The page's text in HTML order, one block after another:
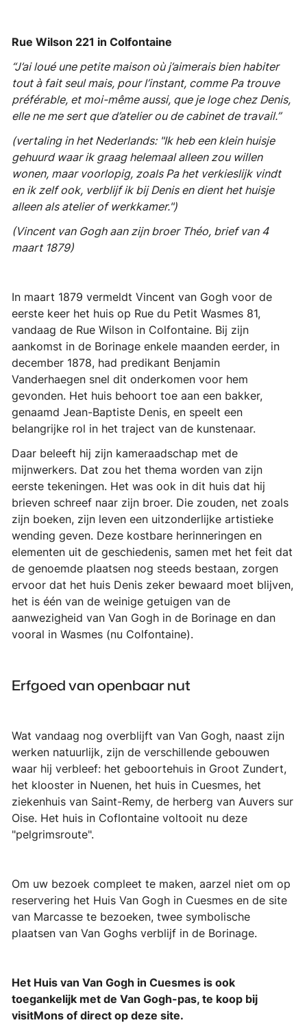
Rue Wilson 221 in Colfontaine
“J’ai loué une petite maison où j’aimerais bien habiter
tout à fait seul mais, pour l’instant, comme Pa trouve
préférable, et moi-même aussi, que je loge chez Denis,
elle ne me sert que d’atelier ou de cabinet de travail.”
(vertaling in het Nederlands: "Ik heb een klein huisje
gehuurd waar ik graag helemaal alleen zou willen
wonen, maar voorlopig, zoals Pa het verkieslijk vindt
en ik zelf ook, verblijf ik bij Denis en dient het huisje
alleen als atelier of werkkamer.")
(Vincent van Gogh aan zijn broer Théo, brief van 4
maart 1879)
In maart 1879 vermeldt Vincent van Gogh voor de
eerste keer het huis op Rue du Petit Wasmes 81,
vandaag de Rue Wilson in Colfontaine. Bij zijn
aankomst in de Borinage enkele maanden eerder, in
december 1878, had predikant Benjamin
Vanderhaegen snel dit onderkomen voor hem
gevonden. Het huis behoort toe aan een bakker,
genaamd Jean-Baptiste Denis, en speelt een
belangrijke rol in het traject van de kunstenaar.
Daar beleeft hij zijn kameraadschap met de
mijnwerkers. Dat zou het thema worden van zijn
eerste tekeningen. Het was ook in dit huis dat hij
brieven schreef naar zijn broer. Die zouden, net zoals
zijn boeken, zijn leven een uitzonderlijke artistieke
wending geven. Deze kostbare herinneringen en
elementen uit de geschiedenis, samen met het feit dat
de genoemde plaatsen nog steeds bestaan, zorgen
ervoor dat het huis Denis zeker bewaard moet blijven,
het is één van de weinige getuigen van de
aanwezigheid van Van Gogh in de Borinage en dan
vooral in Wasmes (nu Colfontaine).
Erfgoed van openbaar nut
Wat vandaag nog overblijft van Van Gogh, naast zijn
werken natuurlijk, zijn de verschillende gebouwen
waar hij verbleef: het geboortehuis in Groot Zundert,
het klooster in Nuenen, het huis in Cuesmes, het
ziekenhuis van Saint-Remy, de herberg van Auvers sur
Oise. Het huis in Coflontaine voltooit nu deze
"pelgrimsroute".
Om uw bezoek compleet te maken, aarzel niet om op
reservering het Huis Van Gogh in Cuesmes en de site
van Marcasse te bezoeken, twee symbolische
plaatsen van Van Goghs verblijf in de Borinage.
Het Huis van Van Gogh in Cuesmes is ook
toegankelijk met deVan Gogh-pas, te koop bij
visitMons of direct op deze site.